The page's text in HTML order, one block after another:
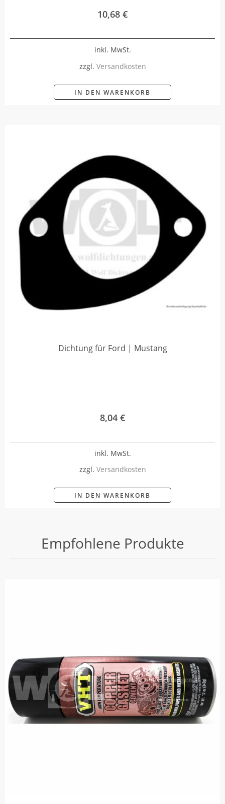
10,68 €
inkl. MwSt.
zzgl. Versandkosten
IN DEN WARENKORB
Dichtung für Ford | Mustang
8,04 €
inkl. MwSt.
zzgl. Versandkosten
IN DEN WARENKORB
Empfohlene Produkte